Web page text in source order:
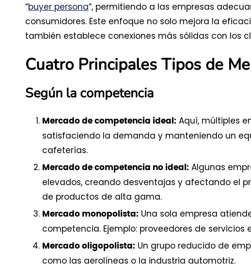
“buyer persona”, permitiendo a las empresas
consumidores. Este enfoque no solo mejora la
también establece conexiones más sólidas con los
Cuatro Principales Tipos de
Según la competencia
Mercado de competencia ideal: Aquí, múltiples
satisfaciendo la demanda y manteniendo un
cafeterías.
Mercado de competencia no ideal: Algunas
elevados, creando desventajas y afectando el
de productos de alta gama.
Mercado monopolista: Una sola empresa
competencia. Ejemplo: proveedores de servicios
Mercado oligopolista: Un grupo reducido de
como las aerolíneas o la industria automotriz.